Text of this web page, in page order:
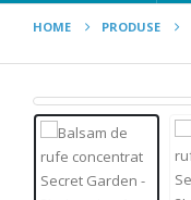
HOME PRODUSE